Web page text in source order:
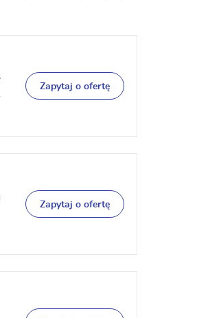
Zapytaj o ofertę
Zapytaj o ofertę